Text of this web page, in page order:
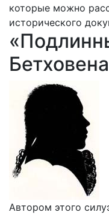
которые можно
исторического
Автором этого